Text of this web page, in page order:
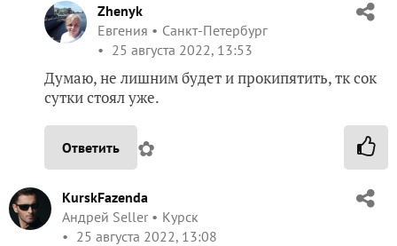
Zhenyk
Евгения
Санкт-Петербург
25 августа 2022, 13:53
Думаю, не лишним будет и прокипятить, тк сок
сутки стоял уже.
Ответить ✿
KurskFazenda
Андрей Seller
Курск
25 августа 2022, 13:08